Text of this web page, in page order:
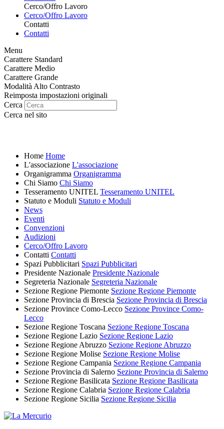
Cerco/Offro Lavoro
Cerco/Offro Lavoro
Contatti
Contatti
Menu
Carattere Standard
Carattere Medio
Carattere Grande
Modalità Alto Contrasto
Reimposta impostazioni originali
Cerca
Cerca nel sito
Home Home
L'associazione L'associazione
Organigramma Organigramma
Chi Siamo Chi Siamo
Tesseramento UNITEL Tesseramento UNITEL
Statuto e Moduli Statuto e Moduli
News
Eventi
Convenzioni
Audizioni
Cerco/Offro Lavoro
Contatti Contatti
Spazi Pubblicitari Spazi Pubblicitari
Presidente Nazionale Presidente Nazionale
Segreteria Nazionale Segreteria Nazionale
Sezione Regione Piemonte Sezione Regione Piemonte
Sezione Provincia di Brescia Sezione Provincia di Brescia
Sezione Province Como-Lecco Sezione Province Como-
Lecco
Sezione Regione Toscana Sezione Regione Toscana
Sezione Regione Lazio Sezione Regione Lazio
Sezione Regione Abruzzo Sezione Regione Abruzzo
Sezione Regione Molise Sezione Regione Molise
Sezione Regione Campania Sezione Regione Campania
Sezione Provincia di Salerno Sezione Provincia di Salerno
Sezione Regione Basilicata Sezione Regione Basilicata
Sezione Regione Calabria Sezione Regione Calabria
Sezione Regione Sicilia Sezione Regione Sicilia